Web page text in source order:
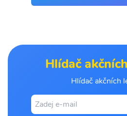
Hlídač
Hlídač akčních